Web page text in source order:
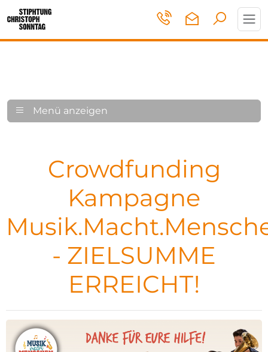
Menü anzeigen
Crowdfunding
Kampagne
- ZIELSUMME
ERREICHT!